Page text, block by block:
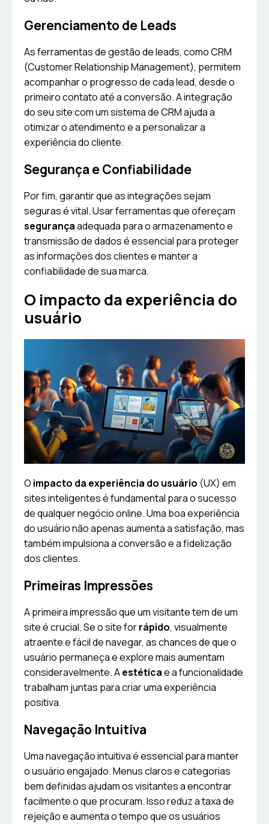
Gerenciamento de Leads
As ferramentas de gestão de leads, como CRM
(Customer Relationship Management), permitem
acompanhar o progresso de cada lead, desde o
primeiro contato até a conversão. A integração
do seu site com um sistema de CRM ajuda a
otimizar o atendimento e a personalizar a
experiência do cliente.
Segurança e Confiabilidade
Por fim, garantir que as integrações sejam
seguras é vital. Usar ferramentas que ofereçam
segurançaadequada para o armazenamento e
transmissão de dados é essencial para proteger
as informações dos clientes e manter a
confiabilidade de sua marca.
O impacto da experiência do
usuário
O impacto da experiência do usuário (UX) em
sites inteligentes é fundamental para o sucesso
de qualquer negócio online. Uma boa experiência
do usuário não apenas aumenta a satisfação, mas
também impulsiona a conversão e a fidelização
dos clientes.
Primeiras Impressões
A primeira impressão que um visitante tem de um
site é crucial. Se o site forrápido, visualmente
atraente e fácil de navegar, as chances de que o
usuário permaneça e explore mais aumentam
consideravelmente. Aestéticae a funcionalidade
trabalham juntas para criar uma experiência
positiva.
Navegação Intuitiva
Uma navegação intuitiva é essencial para manter
o usuário engajado. Menus claros e categorias
bem definidas ajudam os visitantes a encontrar
facilmente o que procuram. Isso reduz a taxa de
rejeição e aumenta o tempo que os usuários